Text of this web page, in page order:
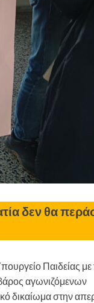
δεν θα
Παιδείας με
αγωνιζόμενων
δικαίωμα στην